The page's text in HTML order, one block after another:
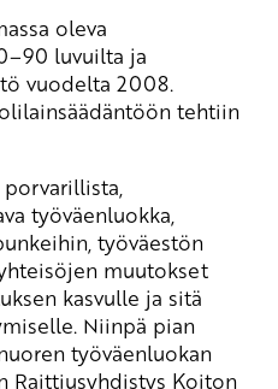
oleva
luvuilta ja
vuodelta 2008.
tehtiin
työväenluokka,
työväestön
muutokset
kasvulle ja sitä
Niinpä pian
työväenluokan
Raittiusyhdistys Koiton